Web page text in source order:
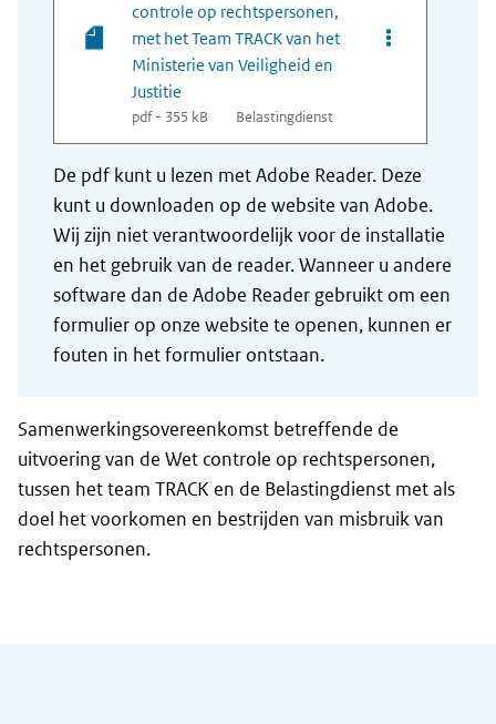
controle op rechtspersonen,
met het Team TRACK van het
Ministerie van Veiligheid en
Justitie
pdf - 355 kB Belastingdienst
Opties van
De pdf kunt u lezen met Adobe Reader. Deze
kunt u downloaden op de website van Adobe.
Wij zijn niet verantwoordelijk voor de installatie
en het gebruik van de reader. Wanneer u andere
software dan de Adobe Reader gebruikt om een
formulier op onze website te openen, kunnen er
fouten in het formulier ontstaan.
Samenwerkingsovereenkomst betreffende de
uitvoering van de Wet controle op rechtspersonen,
tussen het team TRACK en de Belastingdienst met als
doel het voorkomen en bestrijden van misbruik van
rechtspersonen.